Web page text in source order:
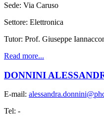
Sede: Via Caruso
Settore: Elettronica
Tutor: Prof. Giuseppe
Read more...
DONNINI
E-mail:
Tel: -